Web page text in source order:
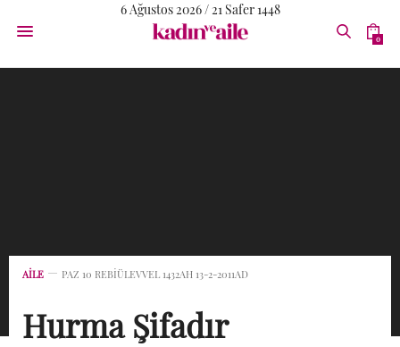
6 Ağustos 2026 / 21 Safer 1448
0
AİLE PAZ 10 REBIÜLEVVEL 1432AH 13-2-2011AD
Hurma Şifadır